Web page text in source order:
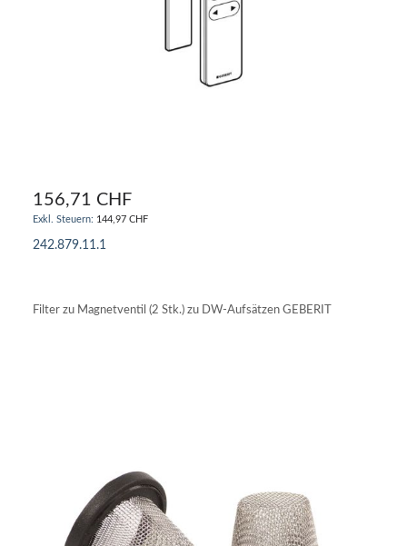
156,71 CHF
144,97 CHF
242.879.11.1
Filter zu Magnetventil (2 Stk.) zu DW-Aufsätzen GEBERIT